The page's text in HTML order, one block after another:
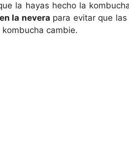
d
la hayas hecho la
la nevera para evitar que
cambie.